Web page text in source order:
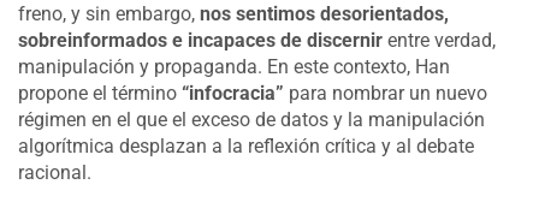
freno, y sin embargo, nos sentimos desorientados,
sobreinformados e incapaces de discernir entre verdad,
manipulación y propaganda. En este contexto, Han
propone el término “infocracia” para nombrar un nuevo
régimen en el que el exceso de datos y la manipulación
algorítmica desplazan a la reflexión crítica y al debate
racional.